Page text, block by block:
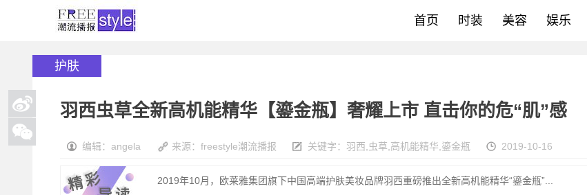
首页 时装 美容 娱乐
护肤
羽西虫草全新高机能精华【鎏金瓶】奢耀上市 直击你的危“肌”感
编辑：angela 来源：freestyle潮流播报 关键字： 羽西 虫草 高机能精华 鎏金瓶 2019-10-16
2019年10月，欧莱雅集团旗下中国高端护肤美妆品牌羽西重磅推出全新高机能精华“鎏金瓶”...